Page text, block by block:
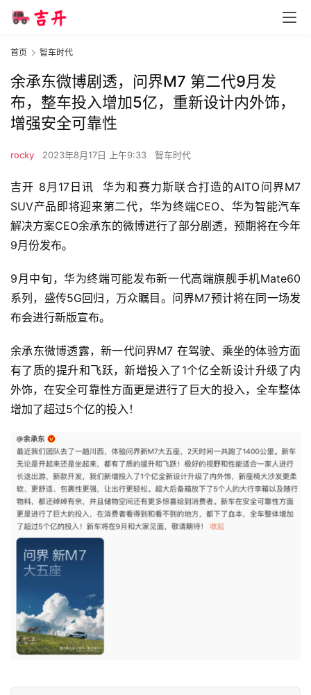
首
智
车
代
首页 智车时代
余承东微博剧透，问界M7 第二代9月发
布，整车投入增加5亿，重新设计内外饰，
增强安全可靠性
rocky 2023年8月17日 上午9:33 智车时代
吉开 8月17日讯  华为和赛力斯联合打造的AITO问界M7
SUV产品即将迎来第二代，华为终端CEO、华为智能汽车
解决方案CEO余承东的微博进行了部分剧透，预期将在今年
9月份发布。
9月中旬，华为终端可能发布新一代高端旗舰手机Mate60
系列，盛传5G回归，万众瞩目。问界M7预计将在同一场发
布会进行新版宣布。
余承东微博透露，新一代问界M7 在驾驶、乘坐的体验方面
有了质的提升和飞跃，新增投入了1个亿全新设计升级了内
外饰，在安全可靠性方面更是进行了巨大的投入，全车整体
增加了超过5个亿的投入！